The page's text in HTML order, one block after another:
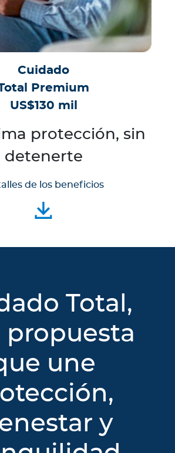
Cuidado
Premium
US$130 mil
protección, sin
detenerte
de los beneficios
Total,
propuesta
une
y